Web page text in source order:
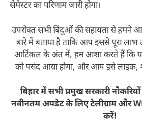
सेमेस्टर का परिणाम जारी होगा।
उपरोक्त सभी बिंदुओं की सहायता से हमने
बारे में बताया है ताकि आप इससे पूरा
आर्टिकल के अंत में, हम आशा करते हैं कि
को पसंद आया होगा, और आप इसे
बिहार में सभी प्रमुख सरकारी
नवीनतम अपडेट के लिए टेलीग्राम और
करें!